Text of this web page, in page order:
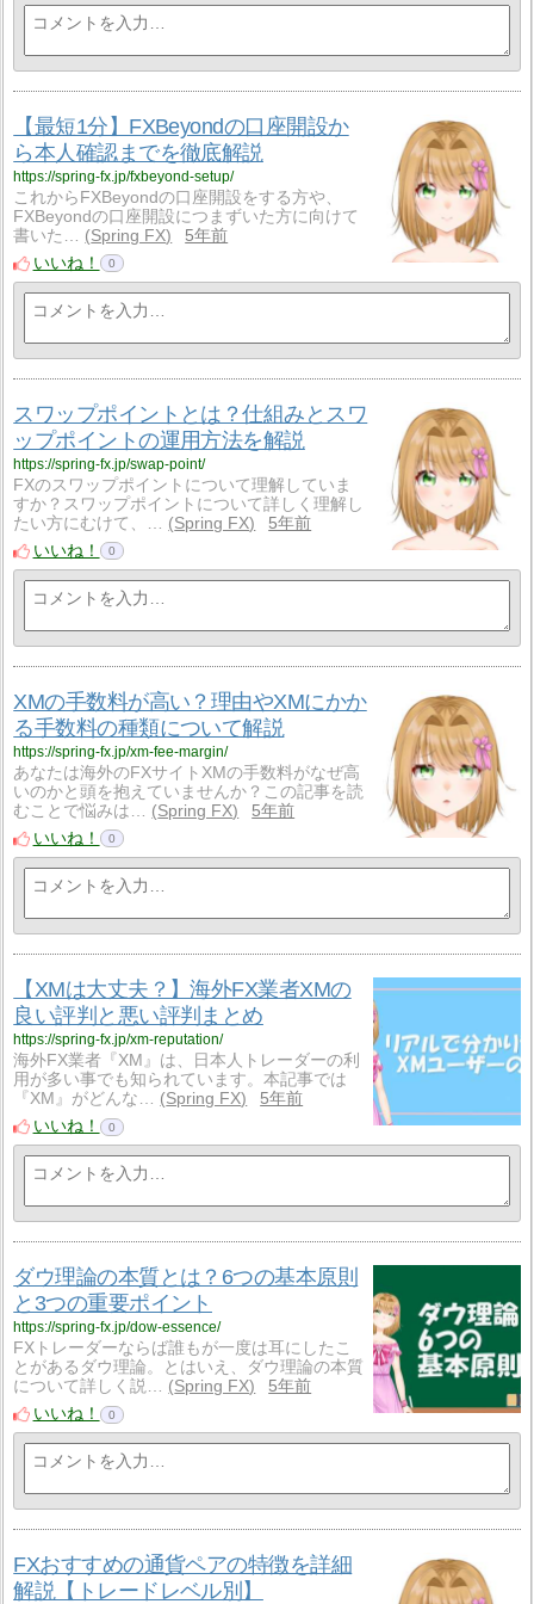
【最短1分】FXBeyondの口座開設か
ら本人確認までを徹底解説
https://spring-fx.jp/fxbeyond-setup/
これからFXBeyondの口座開設をする方や、
FXBeyondの口座開設につまずいた方に向けて
書いた…
Spring FX
5年前
いいね！
0
スワップポイントとは？仕組みとスワ
ップポイントの運用方法を解説
https://spring-fx.jp/swap-point/
FXのスワップポイントについて理解していま
すか？スワップポイントについて詳しく理解し
たい方にむけて、…
Spring FX
5年前
いいね！
0
XMの手数料が高い？理由やXMにかか
る手数料の種類について解説
https://spring-fx.jp/xm-fee-margin/
あなたは海外のFXサイトXMの手数料がなぜ高
いのかと頭を抱えていませんか？この記事を読
むことで悩みは…
Spring FX
5年前
いいね！
0
【XMは大丈夫？】海外FX業者XMの
良い評判と悪い評判まとめ
https://spring-fx.jp/xm-reputation/
海外FX業者『XM』は、日本人トレーダーの利
用が多い事でも知られています。本記事では
『XM』がどんな…
Spring FX
5年前
いいね！
0
ダウ理論の本質とは？6つの基本原則
と3つの重要ポイント
https://spring-fx.jp/dow-essence/
FXトレーダーならば誰もが一度は耳にしたこ
とがあるダウ理論。とはいえ、ダウ理論の本質
について詳しく説…
Spring FX
5年前
いいね！
0
FXおすすめの通貨ペアの特徴を詳細
解説【トレードレベル別】